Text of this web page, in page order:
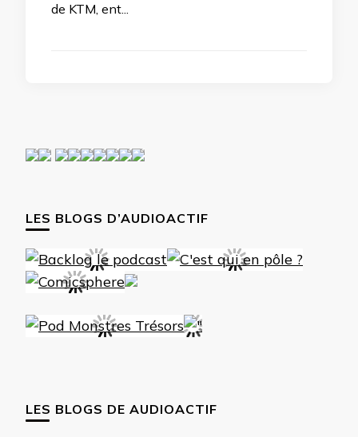
de KTM, ent...
LES BLOGS D’AUDIOACTIF
LES BLOGS DE AUDIOACTIF